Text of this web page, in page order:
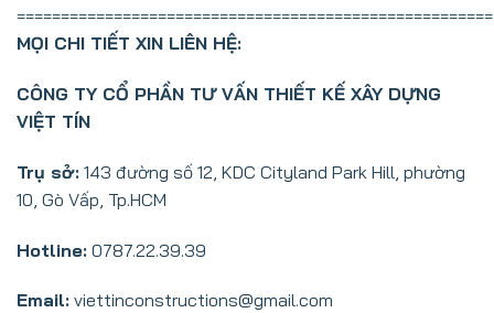
======================================================
MỌI CHI TIẾT XIN LIÊN HỆ:
CÔNG TY CỔ PHẦN TƯ VẤN THIẾT KẾ XÂY DỰNG
VIỆT TÍN
Trụ sở: 143 đường số 12, KDC Cityland Park Hill, phường
10, Gò Vấp, Tp.HCM
Hotline: 0787.22.39.39
Email: viettinconstructions@gmail.com